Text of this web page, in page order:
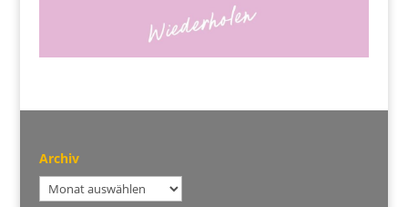
Archiv
Archiv